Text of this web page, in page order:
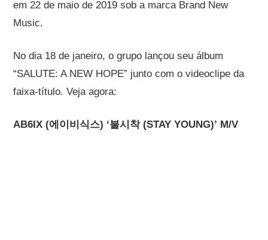
em 22 de maio de 2019 sob a marca Brand New
Music.
No dia 18 de janeiro, o grupo lançou seu álbum
“SALUTE: A NEW HOPE” junto com o videoclipe da
faixa-título. Veja agora:
AB6IX (에이비식스) ‘불시착 (STAY YOUNG)’ M/V